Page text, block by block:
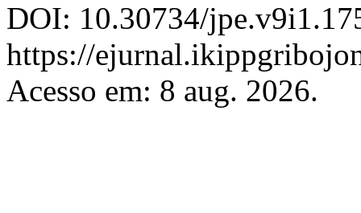
DOI: 10.30734/
https://
Acesso em: 8 aug. 2026.